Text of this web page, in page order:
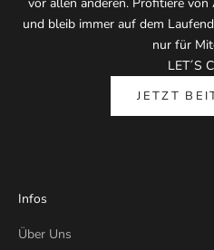
und bleib immer auf dem
nur für
LET´S
JETZT
Infos
Über Uns